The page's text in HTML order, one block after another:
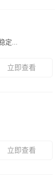
定...
立即查看
立即查看